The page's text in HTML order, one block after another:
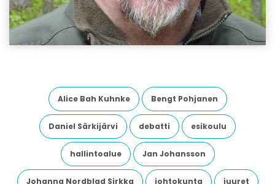
Alice Bah Kuhnke Bengt Pohjanen
Daniel Särkijärvi debatti esikoulu
hallintoalue Jan Johansson
Johanna Nordblad Sirkka johtokunta juuret